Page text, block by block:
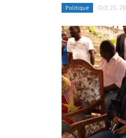
Politique Oct 25,